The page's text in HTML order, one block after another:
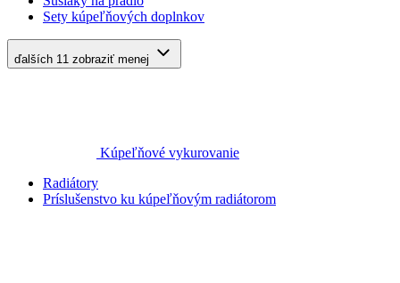
Sety kúpeľňových doplnkov
ďalších 11 zobraziť menej
Kúpeľňové vykurovanie
Radiátory
Príslušenstvo ku kúpeľňovým radiátorom